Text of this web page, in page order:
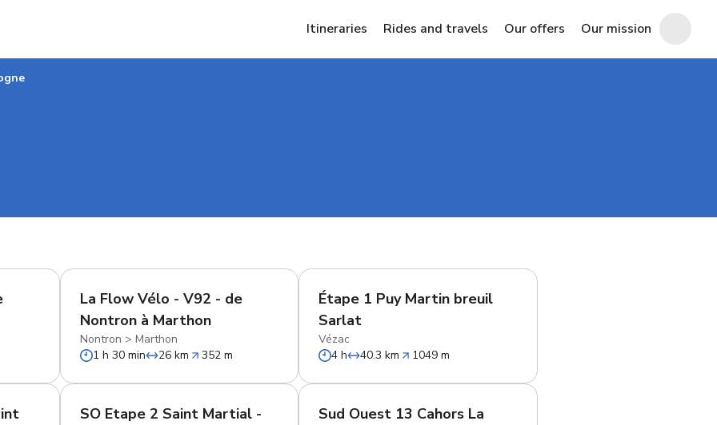
Itineraries Rides and travels Our offers Our mission
La Flow Vélo - V92 - de
Nontron à Marthon
Nontron > Marthon
1 h 30 min
26 km 352 m
Étape 1 Puy Martin breuil
Sarlat
Vézac
4 h
40.3 km 1049 m
SO Etape 2 Saint Martial -
Sud Ouest 13 Cahors La